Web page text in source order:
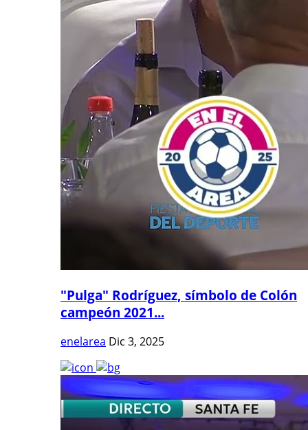
"Pulga" Rodríguez, símbolo de Colón
campeón 2021...
enelarea Dic 3, 2025